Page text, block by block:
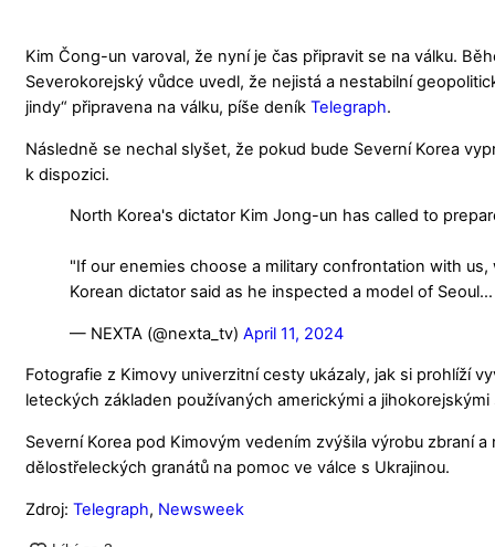
Kim Čong-un varoval, že nyní je čas připravit se na válku.
Severokorejský vůdce uvedl, že nejistá a nestabilní
jindy“ připravena na válku, píše deník Telegraph.
Následně se nechal slyšet, že pokud bude Severní Korea
k dispozici.
North Korea's dictator Kim Jong-un has called to
"If our enemies choose a military confrontation with
Korean dictator said as he inspected a model of
— NEXTA (@nexta_tv) April 11, 2024
Fotografie z Kimovy univerzitní cesty ukázaly, jak si prohlíží
leteckých základen používaných americkými a
Severní Korea pod Kimovým vedením zvýšila výrobu zbraní
dělostřeleckých granátů na pomoc ve válce s Ukrajinou.
Zdroj: Telegraph, Newsweek